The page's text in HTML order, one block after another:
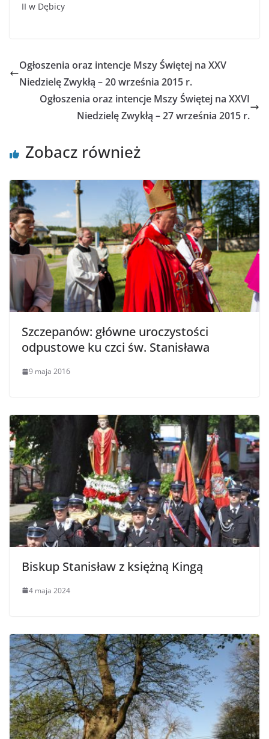
II w Dębicy
Ogłoszenia oraz intencje Mszy Świętej na XXV
Niedzielę Zwykłą – 20 września 2015 r.
Ogłoszenia oraz intencje Mszy Świętej na XXVI
Niedzielę Zwykłą – 27 września 2015 r.
Zobacz również
Szczepanów: główne uroczystości
odpustowe ku czci św. Stanisława
9 maja 2016
Biskup Stanisław z księżną Kingą
4 maja 2024